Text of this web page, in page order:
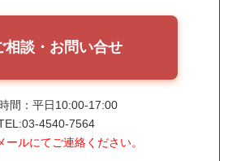
相談・お問い合せ
間：平日10:00-17:00
4540-7564
ルにてご連絡ください。